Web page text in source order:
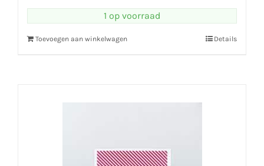
1 op voorraad
Toevoegen aan winkelwagen Details